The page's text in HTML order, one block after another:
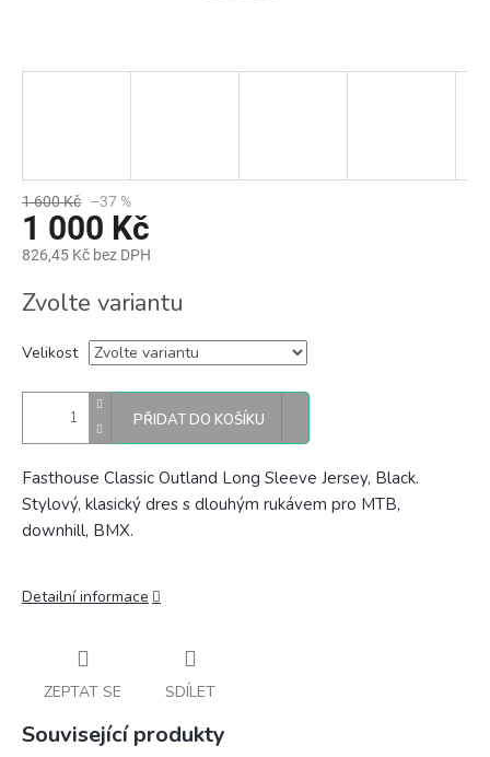
1 600 Kč –37 %
1 000 Kč
826,45 Kč bez DPH
cena:
Zvolte variantu
Velikost
PŘIDAT DO KOŠÍKU
Fasthouse Classic Outland Long Sleeve Jersey, Black.
Stylový, klasický dres s dlouhým rukávem pro MTB,
downhill, BMX.
Detailní informace
ZEPTAT SE SDÍLET
Související produkty